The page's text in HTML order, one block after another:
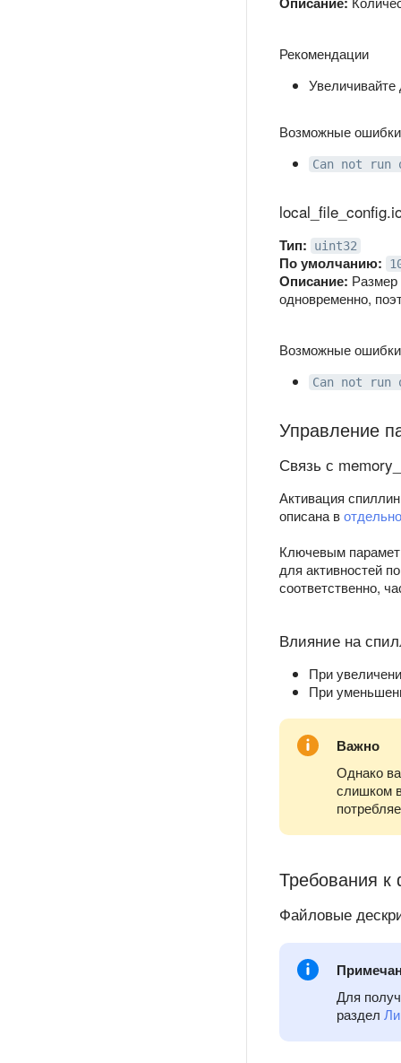
Рекомендации
Возможные ошибки
Can not run
Тип: uint32
По умолчанию:
Описание: Размер
одновременно,
Возможные ошибки
Can not run
Управление
Связь с
Активация
описана в
Ключевым
для активностей
соответственно,
Влияние на
При
При
Важно
Однако
слишком
Требования
Файловые
Для
раздел